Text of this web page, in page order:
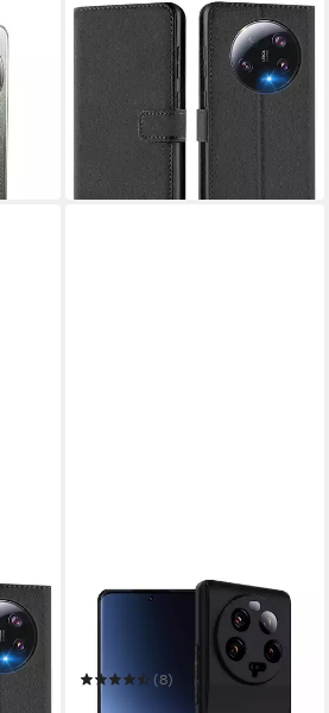
Ultra
COOLGADGET
Handyhülle Book Case Handy
Tasche für Xiaomi 13 Ultra
UVP 17,99 €
-28%
in 2-3 Werktagen bei dir
COOLGADGET
Handyhülle Handy
Schutzhülle für Xiaomi 13
Ultra matt schwarz
(8)
12,99 €